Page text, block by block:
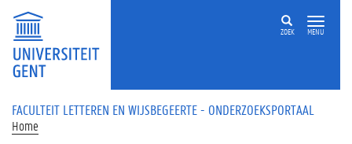
Overslaan en naar de inhoud gaan
ZOEK MENU
FACULTEIT LETTEREN EN WIJSBEGEERTE - ONDERZOEKSPORTAAL
Home